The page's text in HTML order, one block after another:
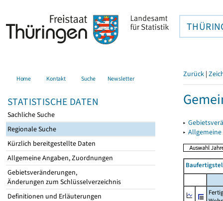
Home Kontakt Suche Newsletter
STATISTISCHE DATEN
Sachliche Suche
Regionale Suche
Kürzlich bereitgestellte Daten
Allgemeine Angaben, Zuordnungen
Gebietsveränderungen,
Änderungen zum Schlüsselverzeichnis
Definitionen und Erläuterungen
Zurück |
▸
▸